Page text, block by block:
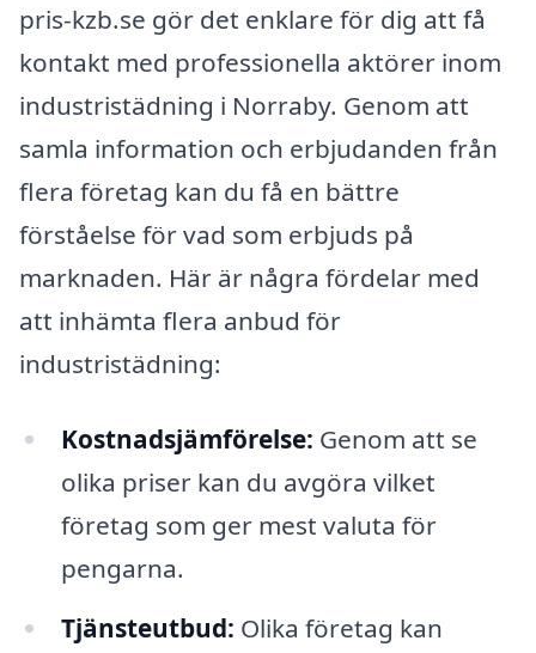
pris-kzb.se gör det enklare för dig att få
kontakt med professionella aktörer inom
industristädning i Norraby. Genom att
samla information och erbjudanden från
flera företag kan du få en bättre
förståelse för vad som erbjuds på
marknaden. Här är några fördelar med
att inhämta flera anbud för
industristädning:
Kostnadsjämförelse: Genom att se
olika priser kan du avgöra vilket
företag som ger mest valuta för
pengarna.
Tjänsteutbud: Olika företag kan